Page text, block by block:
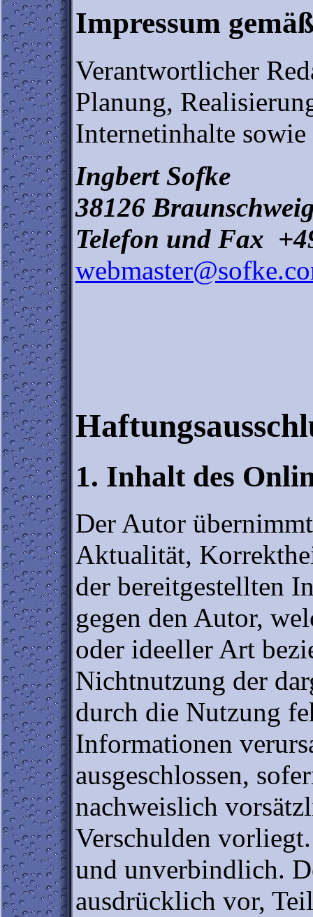
Impressum
Verantwortlicher
Planung,
Internetinhalte
Ingbert Sofke
38126
Telefon und Fax
1. Inhalt des
Der Autor
Aktualität,
der bereitgestellten
gegen den Autor,
oder ideeller Art
Nichtnutzung der
durch die Nutzung
Informationen
ausgeschlossen,
nachweislich
Verschulden
und unverbindlich.
ausdrücklich vor,